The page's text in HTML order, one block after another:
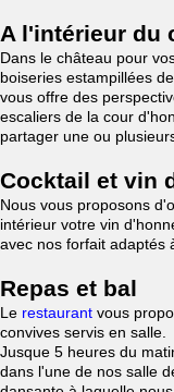
A l'intérieur du
Dans le château pour
boiseries estampillées
vous offre des
escaliers de la cour
partager une ou
Cocktail et vin
Nous vous proposons
intérieur votre vin
avec nos forfait adaptés
Repas et bal
Le restaurant vous
convives servis en salle.
Jusque 5 heures du
dans l'une de nos salle